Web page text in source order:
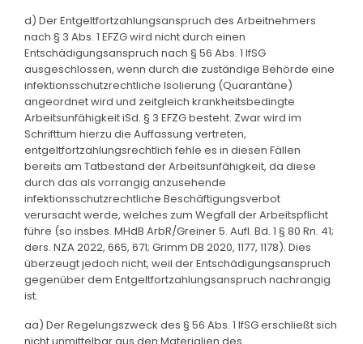
d) Der Entgeltfortzahlungsanspruch des Arbeitnehmers
nach § 3 Abs. 1 EFZG wird nicht durch einen
Entschädigungsanspruch nach § 56 Abs. 1 IfSG
ausgeschlossen, wenn durch die zuständige Behörde eine
infektionsschutzrechtliche Isolierung (Quarantäne)
angeordnet wird und zeitgleich krankheitsbedingte
Arbeitsunfähigkeit iSd. § 3 EFZG besteht. Zwar wird im
Schrifttum hierzu die Auffassung vertreten,
entgeltfortzahlungsrechtlich fehle es in diesen Fällen
bereits am Tatbestand der Arbeitsunfähigkeit, da diese
durch das als vorrangig anzusehende
infektionsschutzrechtliche Beschäftigungsverbot
verursacht werde, welches zum Wegfall der Arbeitspflicht
führe (so insbes. MHdB ArbR/Greiner 5. Aufl. Bd. 1 § 80 Rn. 41;
ders. NZA 2022, 665, 671; Grimm DB 2020, 1177, 1178). Dies
überzeugt jedoch nicht, weil der Entschädigungsanspruch
gegenüber dem Entgeltfortzahlungsanspruch nachrangig
ist.
aa) Der Regelungszweck des § 56 Abs. 1 IfSG erschließt sich